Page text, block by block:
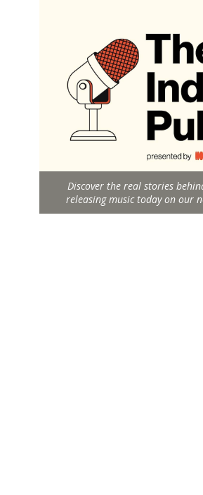
Discover the real stories
releasing music today on our